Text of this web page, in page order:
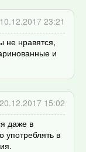
10.12.2017 23:21
нравятся,
и
20.12.2017 15:02
даже в
употреблять в